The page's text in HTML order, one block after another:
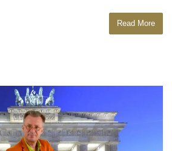
Read More